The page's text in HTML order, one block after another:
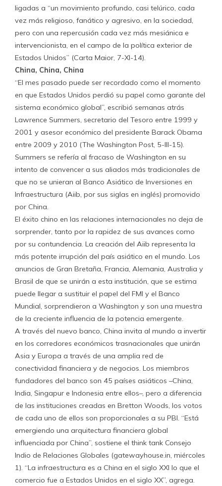
ligadas a “un movimiento profundo, casi telúrico, cada
vez más religioso, fanático y agresivo, en la sociedad,
pero con una repercusión cada vez más mesiánica e
intervencionista, en el campo de la política exterior de
Estados Unidos” (Carta Maior, 7-XI-14).
China, China, China
“El mes pasado puede ser recordado como el momento
en que Estados Unidos perdió su papel como garante del
sistema económico global”, escribió semanas atrás
Lawrence Summers, secretario del Tesoro entre 1999 y
2001 y asesor económico del presidente Barack Obama
entre 2009 y 2010 (The Washington Post, 5-III-15).
Summers se refería al fracaso de Washington en su
intento de convencer a sus aliados más tradicionales de
que no se unieran al Banco Asiático de Inversiones en
Infraestructura (Aiib, por sus siglas en inglés) promovido
por China.
El éxito chino en las relaciones internacionales no deja de
sorprender, tanto por la rapidez de sus avances como
por su contundencia. La creación del Aiib representa la
más potente irrupción del país asiático en el mundo. Los
anuncios de Gran Bretaña, Francia, Alemania, Australia y
Brasil de que se unirán a esta institución, que se estima
puede llegar a sustituir el papel del FMI y el Banco
Mundial, sorprendieron a Washington y son una muestra
de la creciente influencia de la potencia emergente.
A través del nuevo banco, China invita al mundo a invertir
en los corredores económicos trasnacionales que unirán
Asia y Europa a través de una amplia red de
conectividad financiera y de negocios. Los miembros
fundadores del banco son 45 países asiáticos –China,
India, Singapur e Indonesia entre ellos–, pero a diferencia
de las instituciones creadas en Bretton Woods, los votos
de cada uno de ellos son proporcionales a su PBI. “Está
emergiendo una arquitectura financiera global
influenciada por China”, sostiene el think tank Consejo
Indio de Relaciones Globales (gatewayhouse.in, miércoles
1). “La infraestructura es a China en el siglo XXI lo que el
comercio fue a Estados Unidos en el siglo XX”, agrega.